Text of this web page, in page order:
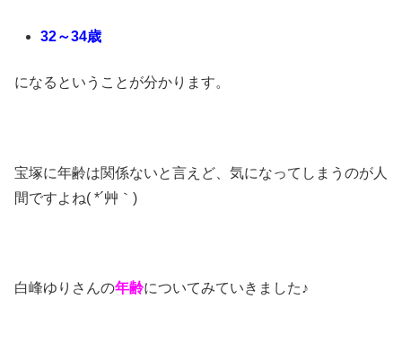
32～34歳
になるということが分かります。
宝塚に年齢は関係ないと言えど、気になってしまうのが人
間ですよね( *´艸｀)
白峰ゆりさんの年齢についてみていきました♪